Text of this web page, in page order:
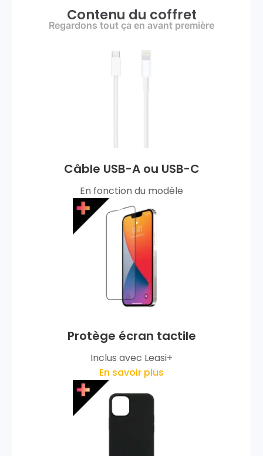
Contenu du coffret
Regardons tout ça en avant première
Câble USB-A ou USB-C
En fonction du modèle
Protège écran tactile
Inclus avec Leasi+
En savoir plus